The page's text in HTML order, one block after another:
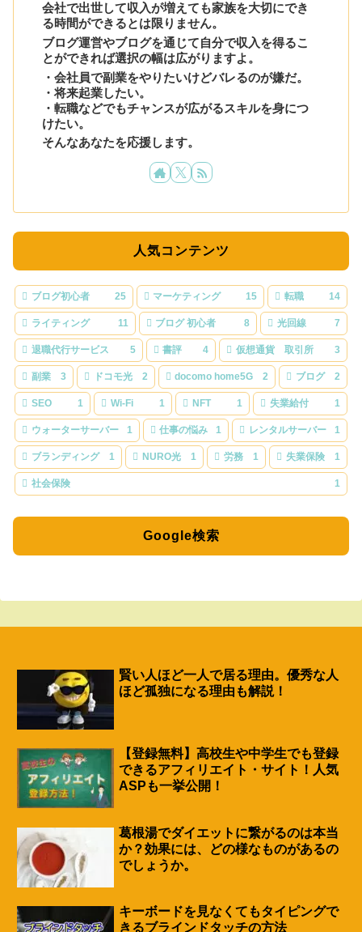
会社で出世して収入が増えても家族を大切にでき
る時間ができるとは限りません。
ブログ運営やブログを通じて自分で収入を得るこ
とができれば選択の幅は広がりますよ。
・会社員で副業をやりたいけどバレるのが嫌だ。
・将来起業したい。
・転職などでもチャンスが広がるスキルを身につ
けたい。
そんなあなたを応援します。
人気コンテンツ
ブログ初心者 25 マーケティング 15 転職 14
ライティング 11 ブログ 初心者 8 光回線 7
退職代行サービス 5 書評 4 仮想通貨 取引所 3
副業 3 ドコモ光 2 docomo home5G 2 ブログ 2
SEO 1 Wi-Fi 1 NFT 1 失業給付 1
ウォーターサーバー 1 仕事の悩み 1 レンタルサーバー 1
ブランディング 1 NURO光 1 労務 1 失業保険 1
社会保険 1
Google検索
賢い人ほど一人で居る理由。優秀な人
ほど孤独になる理由も解説！
【登録無料】高校生や中学生でも登録
できるアフィリエイト・サイト！人気
ASPも一挙公開！
葛根湯でダイエットに繋がるのは本当
か？効果には、どの様なものがあるの
でしょうか。
キーボードを見なくてもタイピングで
きるブラインドタッチの方法